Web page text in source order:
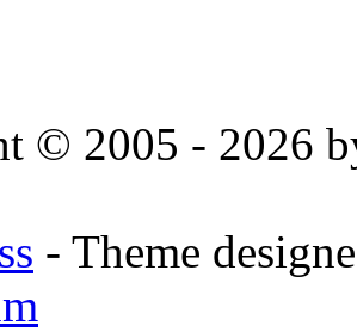
© 2005 - 2026
- Theme